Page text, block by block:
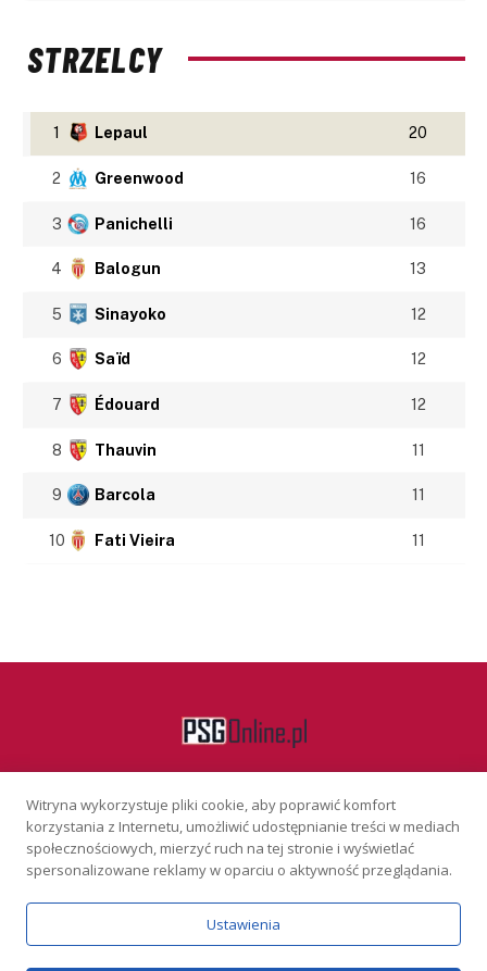
STRZELCY
1 Lepaul 20
2 Greenwood 16
3 Panichelli 16
4 Balogun 13
5 Sinayoko 12
6 Saïd 12
7 Édouard 12
8 Thauvin 11
9 Barcola 11
10 Fati Vieira 11
Facebook
KONTAKT REKLAMA POLITYKA PRYWATNOŚCI
Serwis wyłącznie dla osób powyżej 18 lat. Hazard może uzależniać.
Graj odpowiedzialnie.Szczegóły
Witryna wykorzystuje pliki cookie, aby poprawić komfort
korzystania z Internetu, umożliwić udostępnianie treści w mediach
społecznościowych, mierzyć ruch na tej stronie i wyświetlać
spersonalizowane reklamy w oparciu o aktywność przeglądania.
Ustawienia